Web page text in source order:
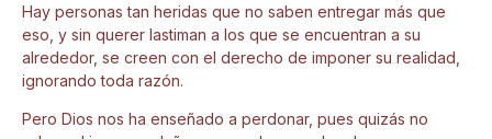
Hay personas tan heridas que no saben entregar más que
eso, y sin querer lastiman a los que se encuentran a su
alrededor, se creen con el derecho de imponer su realidad,
ignorando toda razón.
Pero Dios nos ha enseñado a perdonar, pues quizás no